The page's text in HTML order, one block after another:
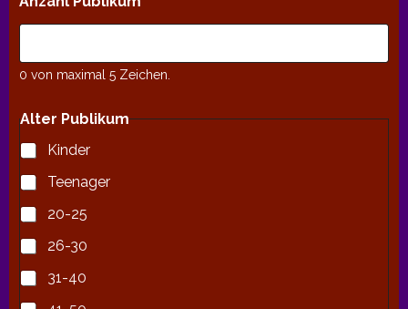
0 von maximal 5 Zeichen.
Alter Publikum
Kinder
Teenager
20-25
26-30
31-40